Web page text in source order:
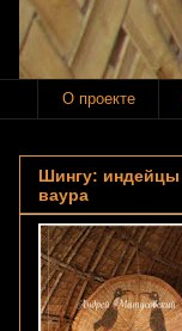
О проекте
Шингу: индейцы
ваура